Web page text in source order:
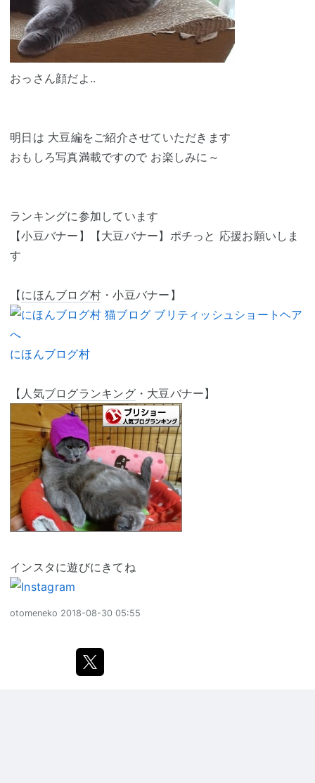
おっさん顔だよ..
明日は 大豆編をご紹介させていただきます
おもしろ写真満載ですので お楽しみに～
ランキングに参加しています
【小豆バナー】【大豆バナー】ポチっと 応援お願いしま
す
【にほんブログ村 ・小豆バナー】
にほんブログ村
【人気ブログランキング・大豆バナー】
インスタに遊びにきてね
otomeneko 2018-08-30 05:55